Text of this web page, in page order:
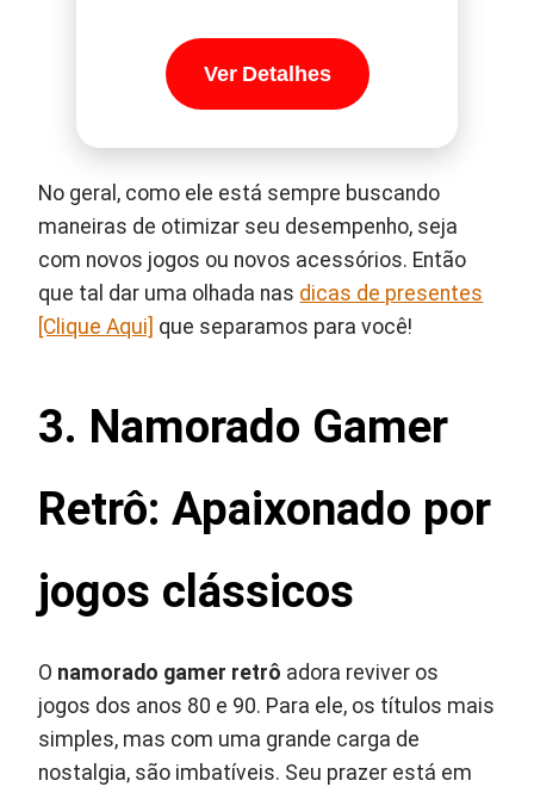
Ver Detalhes
No geral, como ele está sempre buscando
maneiras de otimizar seu desempenho, seja
com novos jogos ou novos acessórios. Então
que tal dar uma olhada nas dicas de presentes
[Clique Aqui] que separamos para você!
3. Namorado Gamer
Retrô: Apaixonado por
jogos clássicos
O namorado gamer retrô adora reviver os
jogos dos anos 80 e 90. Para ele, os títulos mais
simples, mas com uma grande carga de
nostalgia, são imbatíveis. Seu prazer está em